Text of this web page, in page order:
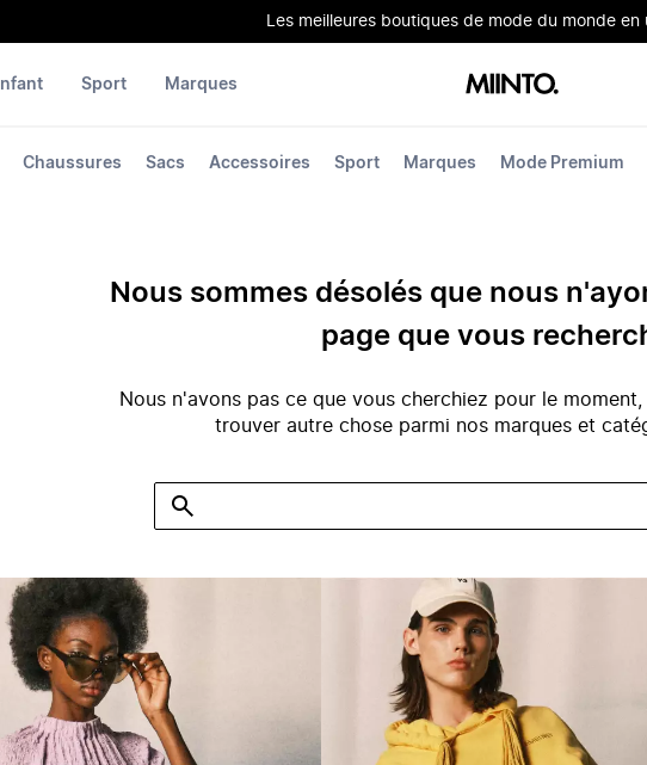
Les meilleures boutiques de mode du monde en
Chaussures Sacs Accessoires Sport Marques Mode Premium
Sport Marques
Nous sommes désolés que nous
page que vous
Nous n'avons pas ce que vous cherchiez pour le
trouver autre chose parmi nos marques et